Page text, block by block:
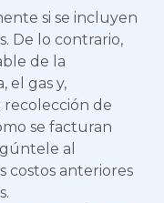
si se incluyen
De lo contrario,
de la
el gas y,
recolección de
se facturan
al
costos anteriores